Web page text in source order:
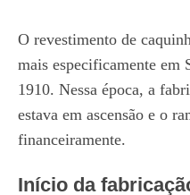
O revestimento de
mais especificamente em
1910. Nessa época, a
estava em ascensão e o
financeiramente.
Início da